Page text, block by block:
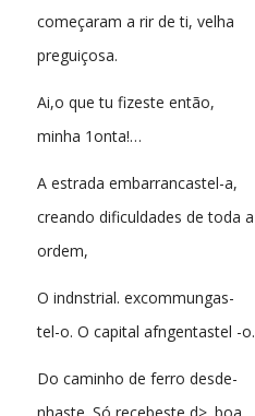
começaram a rir de ti, velha
preguiçosa.
Ai,o que tu fizeste então,
minha 1onta!…
A estrada embarrancastel-a,
creando dificuldades de toda a
ordem,
O indnstrial. excommungas-
tel-o. O capital afngentastel -o.
Do caminho de ferro desde-
nhaste. Só recebeste d>. boa